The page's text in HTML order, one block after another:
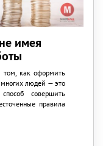
имея
как оформить
многих людей — это
совершить
правила